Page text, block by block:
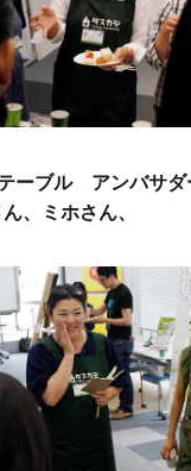
ーブル アンバサ
、ミホさん、